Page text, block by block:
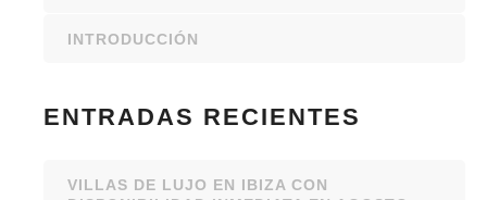
INTRODUCCIÓN
ENTRADAS RECIENTES
VILLAS DE LUJO EN IBIZA CON